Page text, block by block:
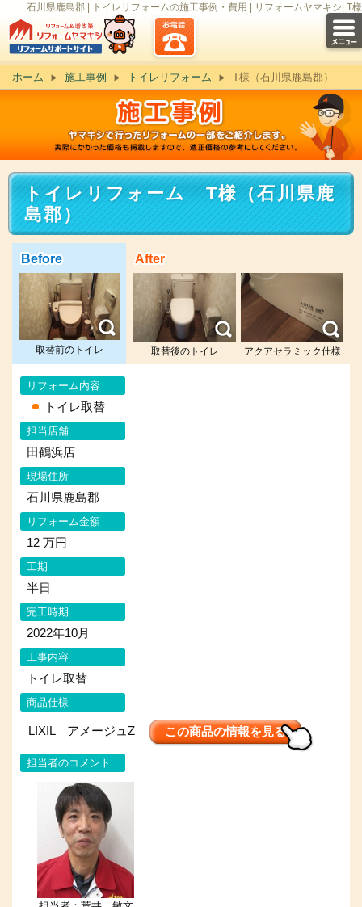
石川県鹿島郡 | トイレリフォームの施工事例・費用 | リフォームヤマキシ| T様
ホーム 施工事例 トイレリフォーム T様（石川県鹿島郡）
トイレリフォーム T様（石川県鹿
島郡）
Before
取替前のトイレ 取替後のトイレ アクアセラミック仕様
リフォーム内容
トイレ取替
担当店舗
田鶴浜店
現場住所
石川県鹿島郡
リフォーム金額
12 万円
工期
半日
完工時期
2022年10月
工事内容
トイレ取替
商品仕様
LIXIL アメージュZ この商品の情報を見る
担当者のコメント